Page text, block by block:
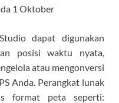
1 Oktober
dapat digunakan
posisi waktu nyata,
atau mengonversi
Anda. Perangkat lunak
format peta seperti: